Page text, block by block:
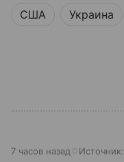
США Украина
7 часов назад Источник: